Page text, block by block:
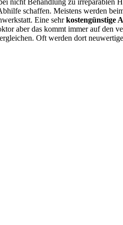
nicht Behandlung zu irreparablen
schaffen. Meistens werden
Eine sehrkostengünstige
aber das kommt immer auf den
Oft werden dort